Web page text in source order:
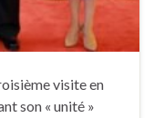
visite en
son « unité »